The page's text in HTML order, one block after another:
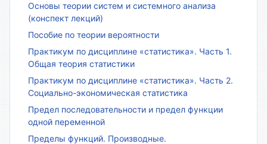
Основы теории систем и системного анализа
(конспект лекций)
Пособие по теории вероятности
Практикум по дисциплине «статистика». Часть 1.
Общая теория статистики
Практикум по дисциплине «статистика». Часть 2.
Социально-экономическая статистика
Предел последовательности и предел функции
одной переменной
Пределы функций. Производные.